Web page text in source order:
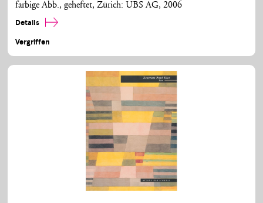
farbige Abb., geheftet, Zürich: UBS AG, 2006
Details
Vergriffen